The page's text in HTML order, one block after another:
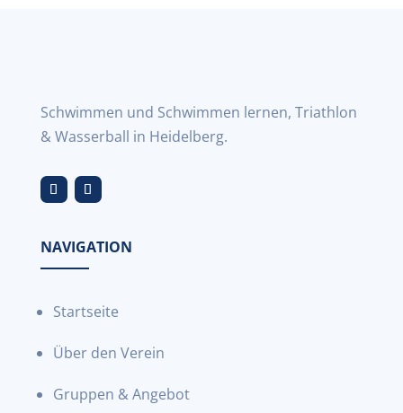
Schwimmen und Schwimmen lernen, Triathlon
& Wasserball in Heidelberg.
NAVIGATION
Startseite
Über den Verein
Gruppen & Angebot